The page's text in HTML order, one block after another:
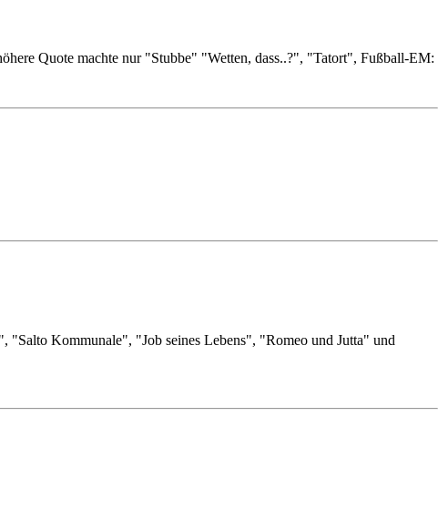
Quote machte nur "Stubbe" "Wetten, dass..?", "Tatort", Fußball-EM:
Kommunale", "Job seines Lebens", "Romeo und Jutta" und